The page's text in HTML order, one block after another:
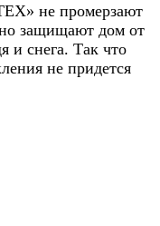
не промерзают
защищают дом от
и снега. Так что
не придется